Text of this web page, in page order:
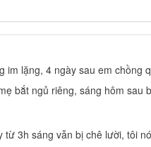
im lặng, 4 ngày sau em chồng
bắt ngủ riêng, sáng hôm sau
từ 3h sáng vẫn bị chê lười, tôi